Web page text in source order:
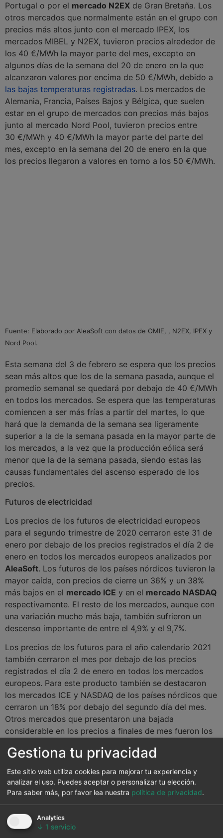
Portugal o por el mercado N2EX de Gran Bretaña. Los
otros mercados que normalmente están en el grupo con
precios más altos junto con el mercado IPEX, los
mercados MIBEL y N2EX, tuvieron precios alrededor de
los 40 €/MWh la mayor parte del mes, excepto en
algunos días de la semana del 20 de enero en la que
alcanzaron valores por encima de 50 €/MWh, debido a
las bajas temperaturas registradas. Los mercados de
Alemania, Francia, Países Bajos y Bélgica, que suelen
estar en el grupo de mercados con precios más bajos
junto al mercado Nord Pool, tuvieron precios entre
30 €/MWh y 40 €/MWh la mayor parte del parte del
mes, excepto en la semana del 20 de enero en la que
los precios llegaron a valores en torno a los 50 €/MWh.
Fuente: Elaborado por AleaSoft con datos de OMIE, , N2EX, IPEX y
Nord Pool.
Esta semana del 3 de febrero se espera que los precios
sean más altos que los de la semana pasada, aunque el
promedio semanal se quedará por debajo de 40 €/MWh
en todos los mercados. Se espera que las temperaturas
comiencen a ser más frías a partir del martes, lo que
hará que la demanda de la semana sea ligeramente
superior a la de la semana pasada en la mayor parte de
los mercados, a la vez que la producción eólica será
menor que la de la semana pasada, siendo estas las
causas fundamentales del ascenso esperado de los
precios.
Futuros de electricidad
Los precios de los futuros de electricidad europeos
para el segundo trimestre de 2020 cerraron este 31 de
enero por debajo de los precios registrados el día 2 de
enero en todos los mercados europeos analizados por
AleaSoft. Los futuros de los países nórdicos tuvieron la
mayor caída, con precios de cierre un 36% y un 38%
más bajos en el mercado ICE y en el mercado NASDAQ
respectivamente. El resto de los mercados, aunque con
una variación mucho más baja, también sufrieron un
descenso importante de entre el 4,9% y el 9,7%.
Los precios de los futuros para el año calendario 2021
también cerraron el mes por debajo de los precios
registrados el día 2 de enero en todos los mercados
europeos. Para este producto también se destacaron
los mercados ICE y NASDAQ de los países nórdicos que
cerraron un 18% por debajo del segundo día del mes.
Otros mercados que presentaron una bajada
considerable en los precios a finales de mes fueron los
casos. Para el resto de los mercados la caída en los
precios fue de entre el 5,1% y el 8,9%.
Gestiona tu privacidad
Este sitio web utiliza cookies para mejorar tu experiencia y
analizar el uso. Puedes aceptar o personalizar tu elección.
Para saber más, por favor lea nuestra política de privacidad.
Analytics
↓ 1 servicio